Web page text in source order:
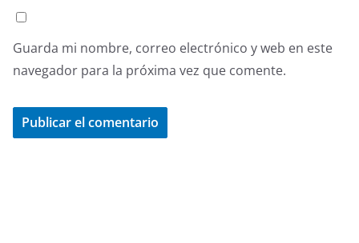
Guarda mi nombre, correo electrónico y web en este
navegador para la próxima vez que comente.